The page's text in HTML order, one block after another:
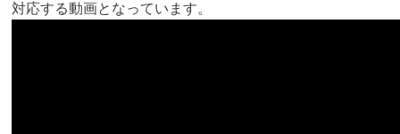
対応する動画となっています。